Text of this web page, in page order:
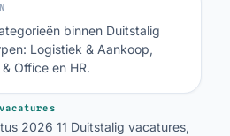
binnen Duitstalig
Logistiek & Aankoop,
Office en HR.
2026 11 Duitstalig vacatures,